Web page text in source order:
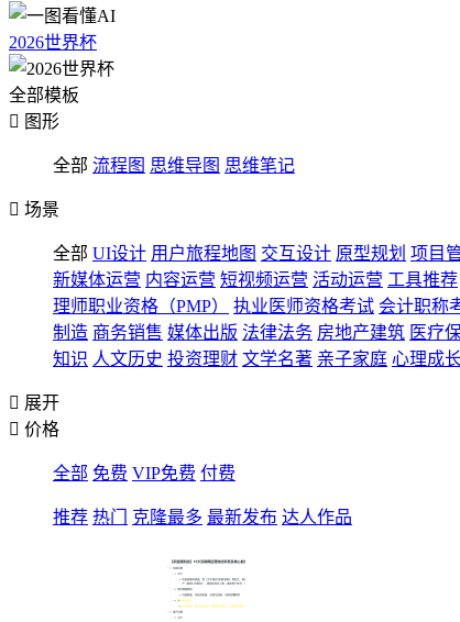
2026世界杯
全部模板
 图形
全部 流程图 思维导图 思维笔记
 场景
全部 UI设计 用户旅程地图 交互设计 原型规划 项目
新媒体运营 内容运营 短视频运营 活动运营 工具推荐
理师职业资格（PMP）
执业医师资格考试 会计职称
制造 商务销售 媒体出版 法律法务 房地产建筑 医疗
知识 人文历史 投资理财 文学名著 亲子家庭 心理成
 展开
 价格
全部 免费 VIP免费 付费
推荐 热门 克隆最多 最新发布 达人作品